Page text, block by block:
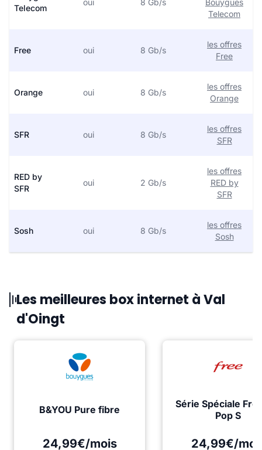
Telecom
oui 8 Gb/s
Bouygues
Telecom
Free oui 8 Gb/s
les offres
Free
Orange oui 8 Gb/s
les offres
Orange
SFR oui 8 Gb/s
les offres
SFR
RED by
SFR
oui 2 Gb/s
les offres
RED by
SFR
Sosh oui 8 Gb/s
les offres
Sosh
Les meilleures box internet à Val
d'Oingt
B&YOU Pure fibre
24,99€/mois
Série Spéciale
Pop S
24,99€/